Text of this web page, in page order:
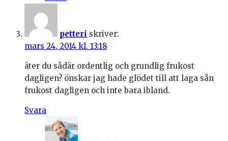
petteri skriver:
mars 24, 2014 kl. 13:18
äter du sådär ordentlig och grundlig frukost
dagligen? önskar jag hade glödet till att laga sån
frukost dagligen och inte bara ibland.
Svara